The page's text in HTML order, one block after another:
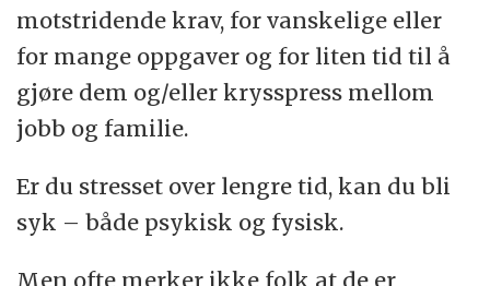
motstridende krav, for vanskelige eller
for mange oppgaver og for liten tid til å
gjøre dem og/eller krysspress mellom
jobb og familie.
Er du stresset over lengre tid, kan du bli
syk – både psykisk og fysisk.
Men ofte merker ikke folk at de er